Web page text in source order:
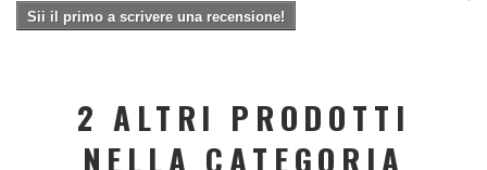
Sii il primo a scrivere una recensione!
2 ALTRI PRODOTTI
NELLA CATEGORIA